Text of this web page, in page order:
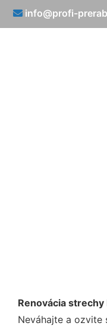
info@profi-
Renovácia
Neváhajte a ozvite